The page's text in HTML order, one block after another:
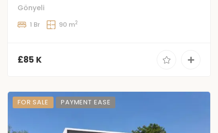
Gönyeli
1 Br 90 m2
£85 K
FOR SALE PAYMENT EASE